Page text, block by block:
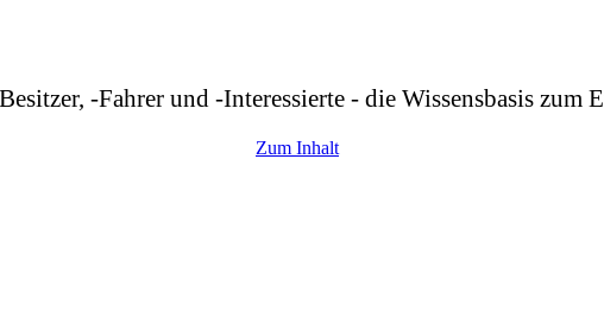
-Fahrer und -Interessierte - die Wissensbasis zum
Zum Inhalt